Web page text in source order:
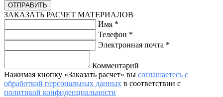
ЗАКАЗАТЬ РАСЧЕТ МАТЕРИАЛОВ
Имя *
Телефон *
Электронная почта *
Комментарий
Нажимая кнопку «Заказать расчет» вы соглашаетесь с
обработкой персональных данных в соответствии с
политикой конфиденциальности